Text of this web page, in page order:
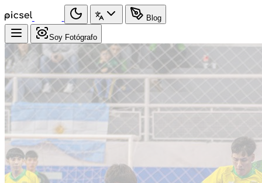
Blog
Soy Fotógrafo